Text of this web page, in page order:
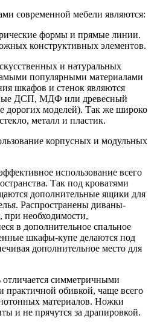
современной мебели являются:
формы и прямые линии.
конструктивных элементов.
и натуральных
популярными материалами
шкафов и стенок являются
ДСП, МДФ или древесный
дорогих моделей). Так же широко
металл и пластик.
корпусных и модульных
использование всего
Так под кроватями
дополнительные ящики для
Распространены диваны-
при необходимости,
в дополнительное спальное
шкафы-купе делаются под
дополнительное место для
отличается симметричными
практичной обивкой, чаще всего
материалов. Ножки
и не прячутся за драпировкой.